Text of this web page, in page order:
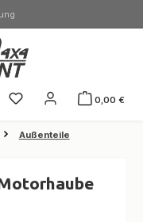
0,00 €
Außenteile